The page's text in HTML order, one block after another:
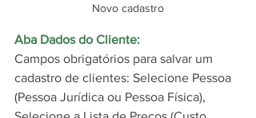
Novo cadastro
Aba Dados do Cliente:
Campos obrigatórios para salvar um
cadastro de clientes: Selecione Pessoa
(Pessoa Jurídica ou Pessoa Física),